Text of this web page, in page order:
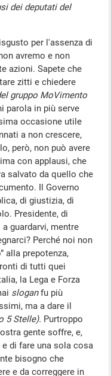
dei deputati del
per l'assenza di
avremo e non
azioni. Sapete che
zitti e chiedere
gruppo MoVimento
parola in più serve
occasione utile
a non crescere,
però, non può avere
con applausi, che
salvato da quello che
Il Governo
di giustizia, di
Presidente, di
guardarvi, mentre
Perché noi non
alla prepotenza,
di tutti quei
la Lega e Forza
sloganfu più
ma a dare il
5 Stelle). Purtroppo
gente soffre, e,
di fare una sola cosa
bisogno che
e da correggere in